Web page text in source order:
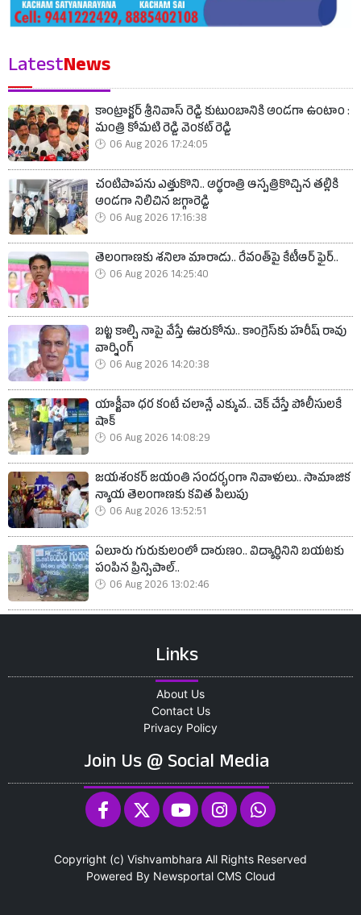
LatestNews
కాంట్రాక్టర్ శ్రీనివాస్ రెడ్డి కుటుంబానికి అండగా ఉంటాం :
మంత్రి కోమటి రెడ్డి వెంకట్ రెడ్డి
06 Aug 2026 17:24:05
చంటిపాపను ఎత్తుకొని.. అర్ధరాత్రి ఆస్పత్రికొచ్చిన తల్లికి
అండగా నిలిచిన జగ్గారెడ్డి
06 Aug 2026 17:16:38
తెలంగాణకు శనిలా మారాడు.. రేవంత్‌పై కేటీఆర్ ఫైర్..
06 Aug 2026 14:25:40
బట్ట కాల్చి నాపై వేస్తే ఊరుకోను.. కాంగ్రెస్‌కు హరీష్ రావు
వార్నింగ్
06 Aug 2026 14:20:38
యాక్టీవా ధర కంటే చలాన్లే ఎక్కువ.. చెక్ చేస్తే పోలీసులకే
షాక్
06 Aug 2026 14:08:29
జయశంకర్ జయంతి సందర్భంగా నివాళులు.. సామాజిక
న్యాయ తెలంగాణకు కవిత పిలుపు
06 Aug 2026 13:52:51
ఏలూరు గురుకులంలో దారుణం.. విద్యార్థినిని బయటకు
పంపిన ప్రిన్సిపాల్..
06 Aug 2026 13:02:46
Links
About Us
Contact Us
Privacy Policy
Join Us @ Social Media
Copyright (c) Vishvambhara All Rights Reserved
Powered By Newsportal CMS Cloud